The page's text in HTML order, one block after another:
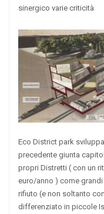
sinergico varie criticità
Eco District park
precedente giunta
propri Distretti ( con un
euro/anno ) come
rifiuto (e non soltanto
differenziato in piccole